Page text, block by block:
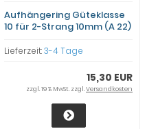
Aufhängering Güteklasse
10 für 2-Strang 10mm (A 22)
Lieferzeit:3-4 Tage
15,30 EUR
zzgl. 19 % MwSt. zzgl.Versandkosten